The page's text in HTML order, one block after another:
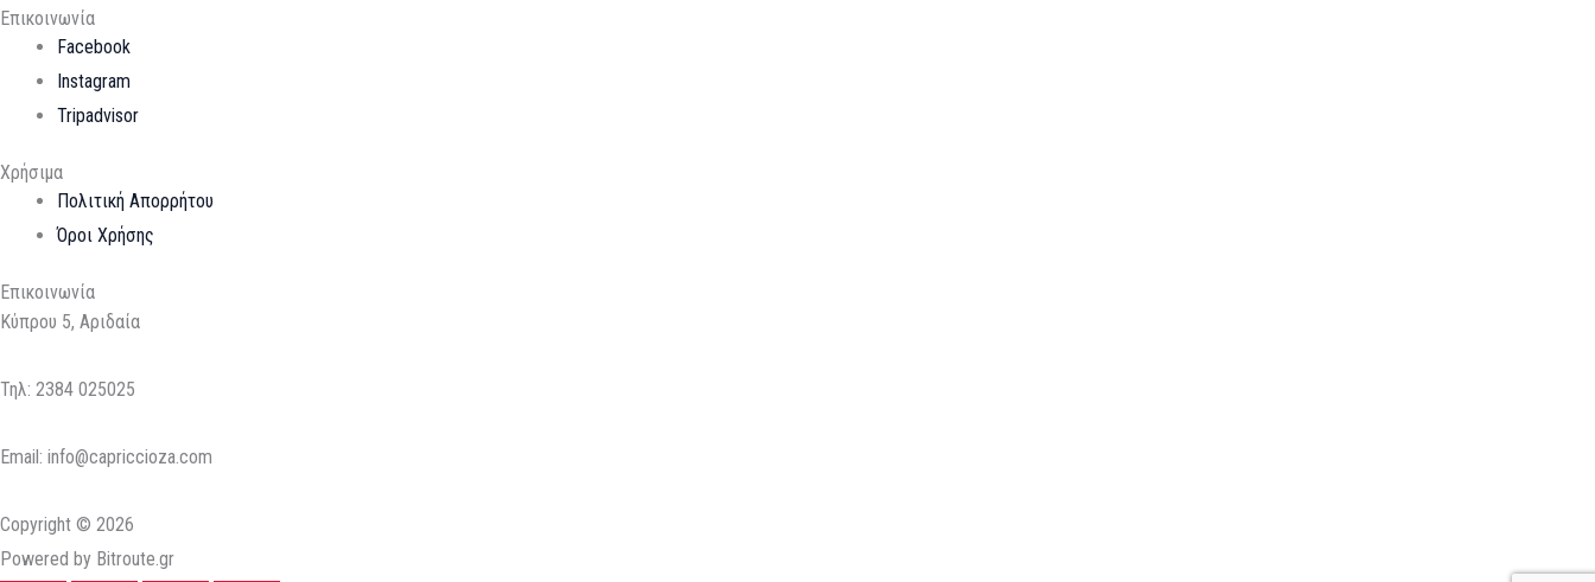
Επικοινωνία
Facebook
Instagram
Tripadvisor
Χρήσιμα
Πολιτική Απορρήτου
Όροι Χρήσης
Επικοινωνία
Κύπρου 5, Αριδαία
Τηλ: 2384 025025
Email: info@capriccioza.com
Copyright © 2026
Powered by Bitroute.gr